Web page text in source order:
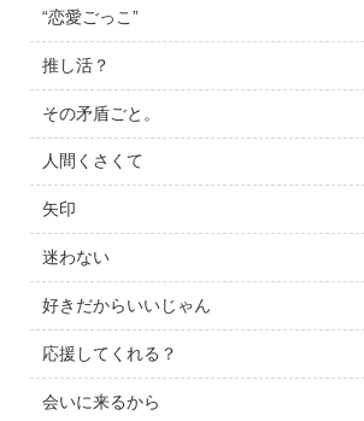
“恋愛ごっこ”
推し活？
その矛盾ごと。
人間くさくて
矢印
迷わない
好きだからいいじゃん
応援してくれる？
会いに来るから